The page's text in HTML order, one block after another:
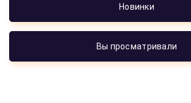
Новинки
Вы просматривали